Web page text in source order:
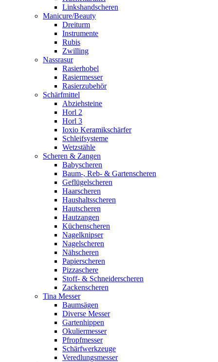
Linkshandscheren
Manicure/Beauty
Dreiturm
Instrumente
Rubis
Zwilling
Nassrasur
Rasierhobel
Rasiermesser
Rasierzubehör
Schärfmittel
Abziehsteine
Horl 2
Horl 3
Ioxio Keramikschärfer
Schleifsysteme
Wetzstähle
Scheren & Zangen
Babyscheren
Baum-, Reb- & Gartenscheren
Geflügelscheren
Haarscheren
Haushaltsscheren
Hautscheren
Hautzangen
Küchenscheren
Nagelknipser
Nagelscheren
Nähscheren
Papierscheren
Pizzaschere
Stoff- & Schneiderscheren
Zackenscheren
Tina Messer
Baumsägen
Diverse Messer
Gartenhippen
Okuliermesser
Pfropfmesser
Schärfwerkzeuge
Veredlungsmesser